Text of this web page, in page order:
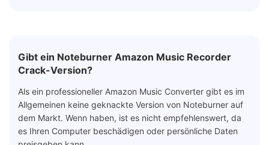
Gibt ein Noteburner Amazon Music Recorder
Crack-Version?
Als ein professioneller Amazon Music Converter gibt es im
Allgemeinen keine geknackte Version von Noteburner auf
dem Markt. Wenn haben, ist es nicht empfehlenswert, da
es Ihren Computer beschädigen oder persönliche Daten